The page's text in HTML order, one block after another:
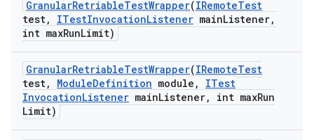
GranularRetriableTestWrapper(IRemoteTest
test, ITestInvocationListener mainListener,
int maxRunLimit)
GranularRetriableTestWrapper(IRemoteTest
test, ModuleDefinition module ,
ITest
InvocationListener mainListener, int maxRun
Limit)